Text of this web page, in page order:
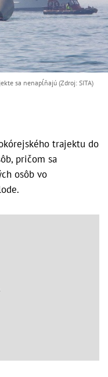
sa nenapĺňajú (Zdroj: SITA)
trajektu do
pričom sa
osôb vo